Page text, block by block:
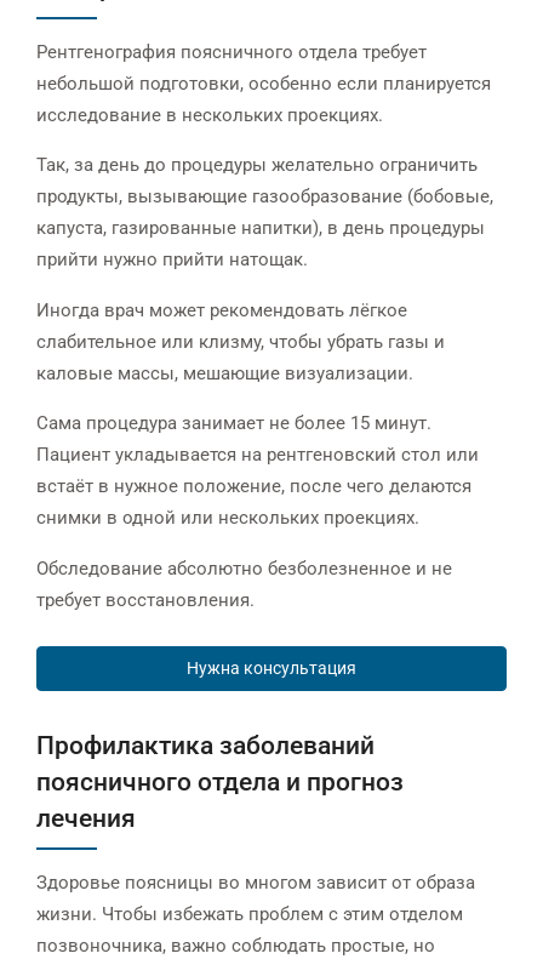
Рентгенография поясничного отдела требует
небольшой подготовки, особенно если планируется
исследование в нескольких проекциях.
Так, за день до процедуры желательно ограничить
продукты, вызывающие газообразование (бобовые,
капуста, газированные напитки), в день процедуры
прийти нужно прийти натощак.
Иногда врач может рекомендовать лёгкое
слабительное или клизму, чтобы убрать газы и
каловые массы, мешающие визуализации.
Сама процедура занимает не более 15 минут.
Пациент укладывается на рентгеновский стол или
встаёт в нужное положение, после чего делаются
снимки в одной или нескольких проекциях.
Обследование абсолютно безболезненное и не
требует восстановления.
Нужна консультация
Профилактика заболеваний
поясничного отдела и прогноз
лечения
Здоровье поясницы во многом зависит от образа
жизни. Чтобы избежать проблем с этим отделом
позвоночника, важно соблюдать простые, но